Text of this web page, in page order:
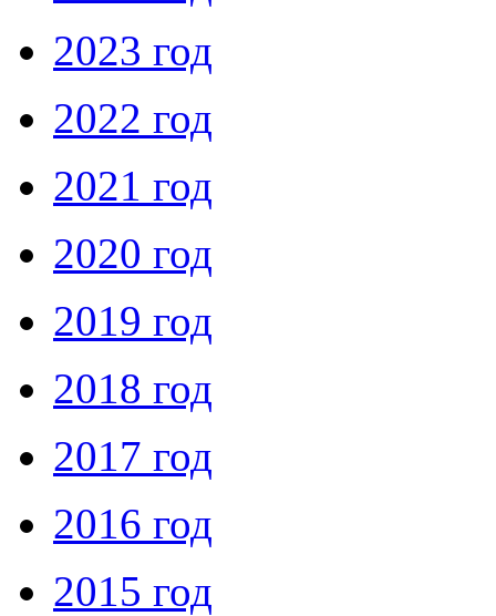
2023 год
2022 год
2021 год
2020 год
2019 год
2018 год
2017 год
2016 год
2015 год